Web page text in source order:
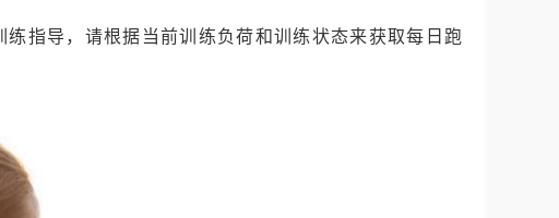
指导，请根据当前训练负荷和训练状态来获取每日跑